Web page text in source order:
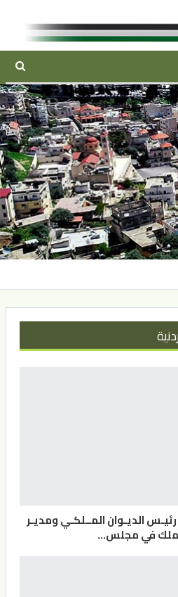
الديـوان المــلكـي ومديـر
في مجلس…